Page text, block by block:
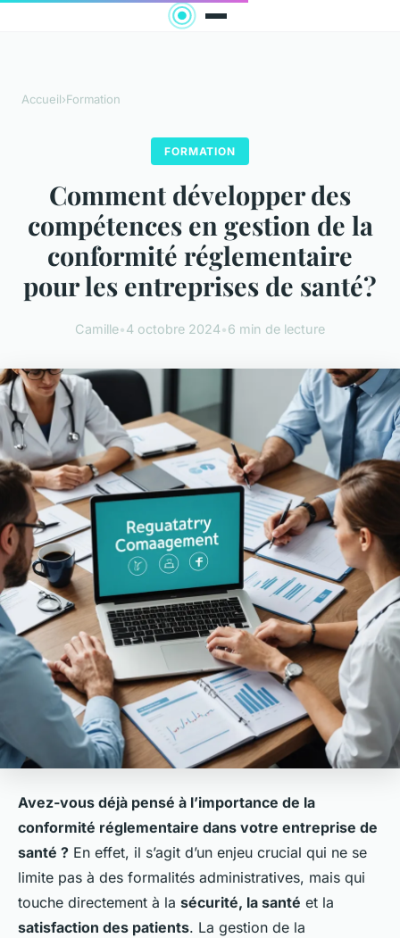
Accueil›Formation
FORMATION
Comment développer des
compétences en gestion de la
conformité réglementaire
pour les entreprises de santé?
Camille•4 octobre 2024•6 min de lecture
Avez-vous déjà pensé à l’importance de la
conformité réglementaire dans votre entreprise de
santé ? En effet, il s’agit d’un enjeu crucial qui ne se
limite pas à des formalités administratives, mais qui
touche directement à la sécurité, la santé et la
satisfaction des patients. La gestion de la